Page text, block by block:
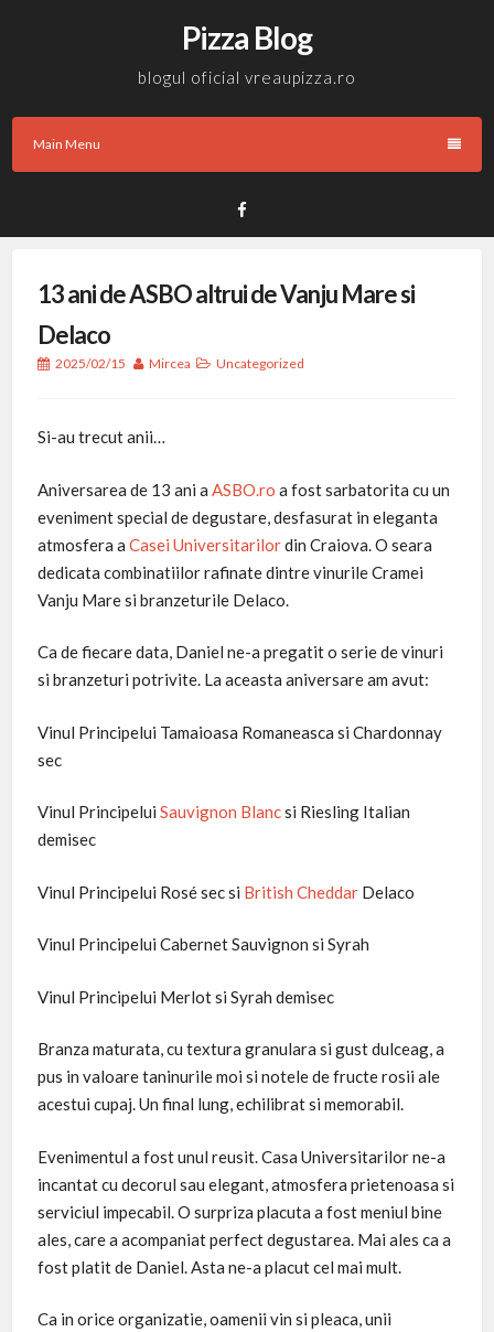
Pizza Blog
blogul oficial vreaupizza.ro
Main Menu
13 ani de ASBO altrui de Vanju Mare si
Delaco
2025/02/15 Mircea Uncategorized
Si-au trecut anii…
Aniversarea de 13 ani a ASBO.ro a fost sarbatorita cu un
eveniment special de degustare, desfasurat in eleganta
atmosfera a Casei Universitarilordin Craiova. O seara
dedicata combinatiilor rafinate dintre vinurile Cramei
Vanju Mare si branzeturile Delaco.
Ca de fiecare data, Daniel ne-a pregatit o serie de vinuri
si branzeturi potrivite. La aceasta aniversare am avut:
Vinul Principelui Tamaioasa Romaneasca si Chardonnay
sec
Vinul Principelui Sauvignon Blancsi Riesling Italian
demisec
Vinul Principelui Rosé sec si British CheddarDelaco
Vinul Principelui Cabernet Sauvignon si Syrah
Vinul Principelui Merlot si Syrah demisec
Branza maturata, cu textura granulara si gust dulceag, a
pus in valoare taninurile moi si notele de fructe rosii ale
acestui cupaj. Un final lung, echilibrat si memorabil.
Evenimentul a fost unul reusit. Casa Universitarilor ne-a
incantat cu decorul sau elegant, atmosfera prietenoasa si
serviciul impecabil. O surpriza placuta a fost meniul bine
ales, care a acompaniat perfect degustarea. Mai ales ca a
fost platit de Daniel. Asta ne-a placut cel mai mult.
Ca in orice organizatie, oamenii vin si pleaca, unii